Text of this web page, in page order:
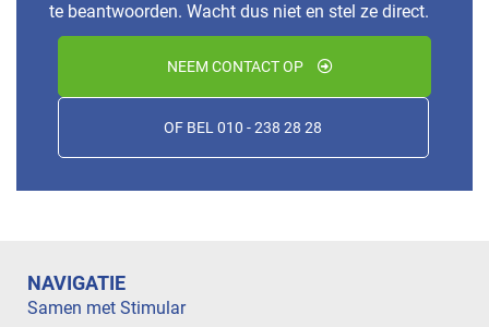
te beantwoorden. Wacht dus niet en stel ze direct.
NEEM CONTACT OP
OF BEL 010 - 238 28 28
NAVIGATIE
Samen met Stimular